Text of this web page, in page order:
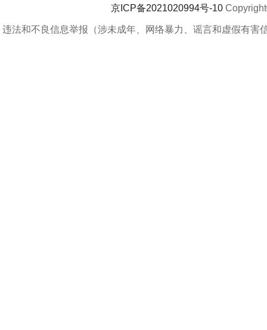
京ICP备2021020994号-10
违法和不良信息举报（涉未成年、网络暴力、谣言和虚假有